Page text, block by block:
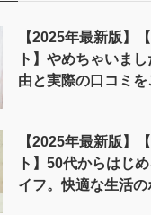
【2025年最新版】
ト】やめちゃいま
由と実際の口コミを
【2025年最新版】
ト】50代からはじ
イフ。快適な生活の